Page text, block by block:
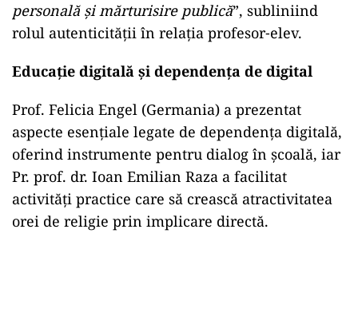
personală și mărturisire publică”, subliniind
rolul autenticității în relația profesor‑elev.
Educație digitală și dependența de digital
Prof. Felicia Engel (Germania) a prezentat
aspecte esențiale legate de dependența digitală,
oferind instrumente pentru dialog în școală, iar
Pr. prof. dr. Ioan Emilian Raza a facilitat
activități practice care să crească atractivitatea
orei de religie prin implicare directă.